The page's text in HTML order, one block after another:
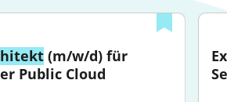
(m/w/d) für
Public Cloud